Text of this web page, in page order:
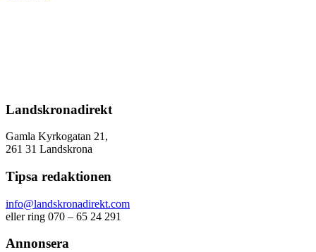
Landskronadirekt
Gamla Kyrkogatan 21,
261 31 Landskrona
Tipsa redaktionen
info@landskronadirekt.com
eller ring 070 – 65 24 291
Annonsera